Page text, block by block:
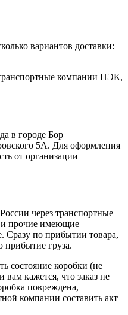
вариантов доставки:
компании ПЭК,
в городе Бор
5А. Для оформления
от организации
через транспортные
прочие имеющие
по прибытии товара,
прибытие груза.
состояние коробки (не
вам кажется, что заказ не
повреждена,
компании составить акт